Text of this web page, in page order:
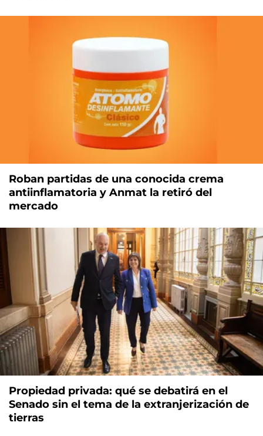
Roban partidas de una conocida crema
antiinflamatoria y Anmat la retiró del
mercado
Propiedad privada: qué se debatirá en el
Senado sin el tema de la extranjerización de
tierras